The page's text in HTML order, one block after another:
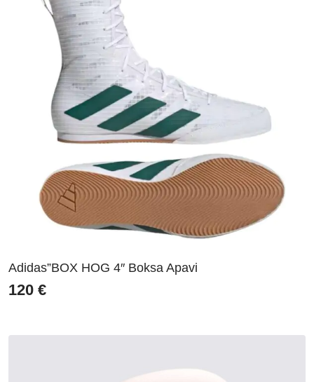
Adidas”BOX HOG 4″ Boksa Apavi
120 €